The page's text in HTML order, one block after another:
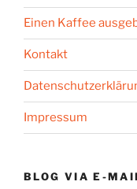
Einen Kaffee
Kontakt
Impressum
BLOG VIA E-